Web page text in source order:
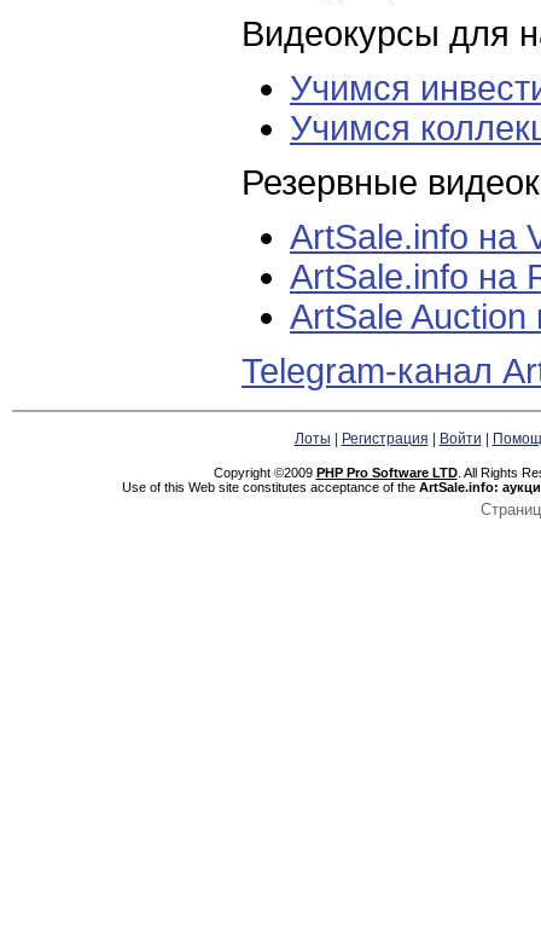
Видеокурсы для
Учимся
Учимся
Резервные
ArtSale.info на
ArtSale.info на
ArtSale Auction
Telegram-канал
Лоты Регистрация Войти
Copyright ©2009 PHP Pro Software LTD. All Rights
Use of this Web site constitutes acceptance of the ArtSale.info: